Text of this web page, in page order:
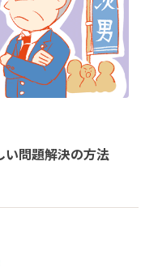
い問題解決の方法